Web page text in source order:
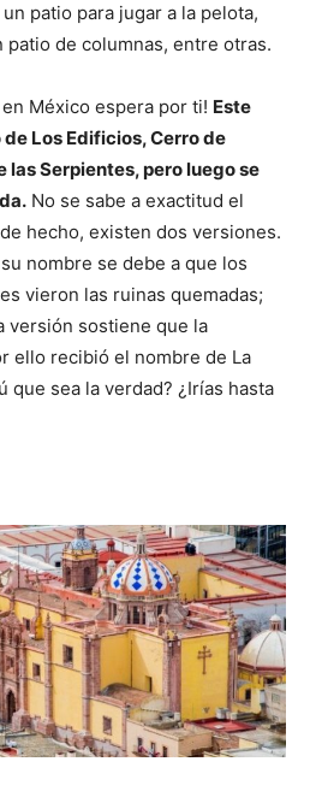
patio para jugar a la pelota,
patio de columnas, entre otras.
México espera por ti! Este
Los Edificios, Cerro de
las Serpientes, pero luego se
No se sabe a exactitud el
hecho, existen dos versiones.
nombre se debe a que los
vieron las ruinas quemadas;
versión sostiene que la
ello recibió el nombre de La
que sea la verdad? ¿Irías hasta